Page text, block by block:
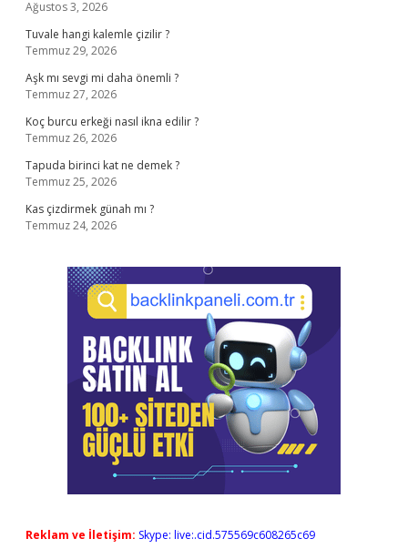
Ağustos 3, 2026
Tuvale hangi kalemle çizilir ?
Temmuz 29, 2026
Aşk mı sevgi mi daha önemli ?
Temmuz 27, 2026
Koç burcu erkeği nasıl ikna edilir ?
Temmuz 26, 2026
Tapuda birinci kat ne demek ?
Temmuz 25, 2026
Kas çizdirmek günah mı ?
Temmuz 24, 2026
Reklam ve İletişim: Skype: live:.cid.575569c608265c69